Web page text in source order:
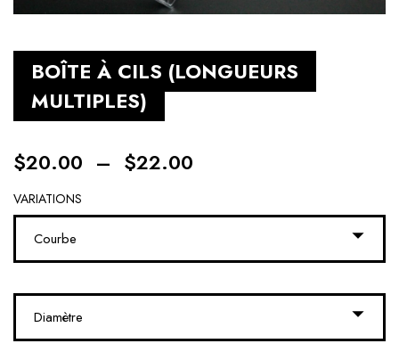
BOÎTE À CILS (LONGUEURS
MULTIPLES)
$20.00 – $22.00
VARIATIONS
Courbe
Diamètre